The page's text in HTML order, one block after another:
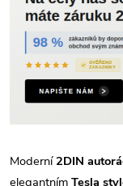
Moderní 2DIN
elegantním Tesla